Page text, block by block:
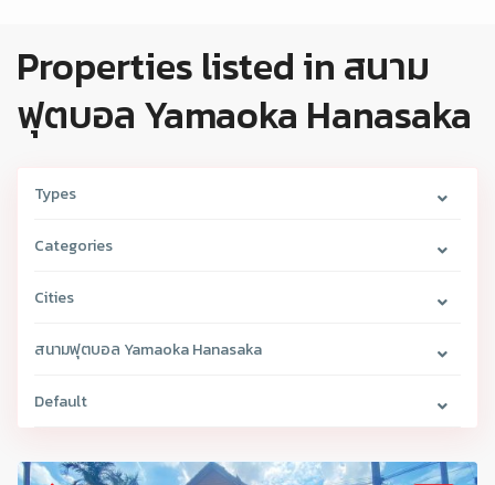
Properties listed in สนาม
ฟุตบอล Yamaoka Hanasaka
Types
Categories
Cities
สนามฟุตบอล Yamaoka Hanasaka
Default